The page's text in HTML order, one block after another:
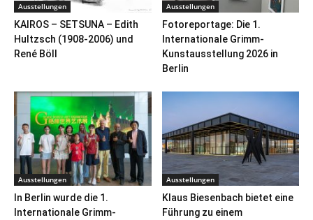
Ausstellungen
KAIROS – SETSUNA – Edith
Hultzsch (1908-2006) und
René Böll
Ausstellungen
Fotoreportage: Die 1.
Internationale Grimm-
Kunstausstellung 2026 in
Berlin
Ausstellungen
In Berlin wurde die 1.
Internationale Grimm-
Ausstellungen
Klaus Biesenbach bietet eine
Führung zu einem